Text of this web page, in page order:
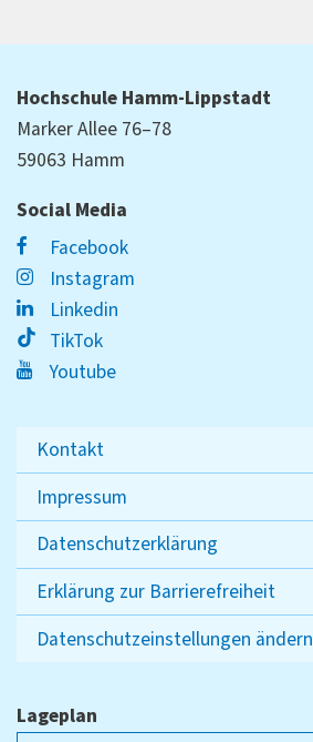
Hochschule Hamm-Lippstadt
Marker Allee 76–78
59063 Hamm
Social Media
Facebook
Instagram
Linkedin
TikTok
Youtube
Kontakt
Impressum
Datenschutzerklärung
Erklärung zur Barrierefreiheit
Datenschutzeinstellungen ändern
Lageplan